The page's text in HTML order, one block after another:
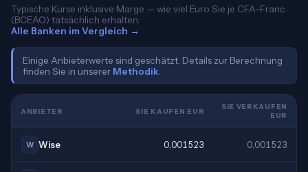
Typische Kurse inklusive Marge — wie viel Euro Sie je CFA-Franc
(BCEAO) tatsächlich erhalten.
Alle Banken im Vergleich →
Einige Anbieterwerte sind geschätzt. Details zur Berechnung
finden Sie in unserer Methodik
ANBIETER SIE KAUFEN EUR
SIE VERKAUFEN
EUR
W Wise 0,001523 0,001523